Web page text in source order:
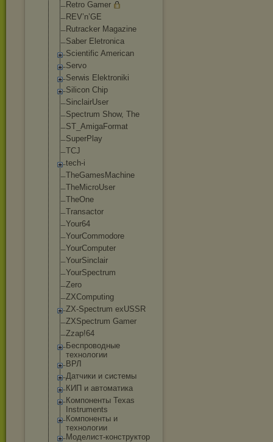
Retro Gamer
REV’n’GE
Rutracker Magazine
Saber Eletronica
Scientific American
Servo
Serwis Elektroniki
Silicon Chip
SinclairUser
Spectrum Show, The
ST_AmigaFormat
SuperPlay
TCJ
tech-i
TheGamesMachine
TheMicroUser
TheOne
Transactor
Your64
YourCommodore
YourComputer
YourSinclair
YourSpectrum
Zero
ZXComputing
ZX-Spectrum exUSSR
ZXSpectrum Gamer
Zzap!64
Беспроводные
технологии
ВРЛ
Датчики и системы
КИП и автоматика
Компоненты Texas
Instruments
Компоненты и
технологии
Моделист-конструктор